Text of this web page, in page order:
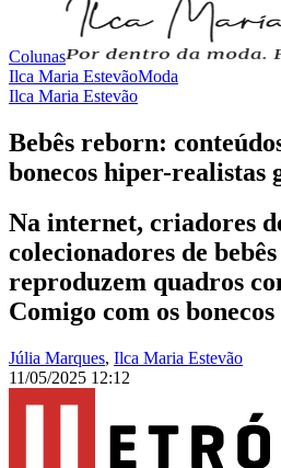
Colunas
Ilca Maria EstevãoModa
Ilca Maria Estevão
Bebês reborn:
bonecos hiper-realistas
Na internet, criadores
colecionadores de
reproduzem quadros
Comigo com os
Júlia Marques, Ilca Maria Estevão
11/05/2025 12:12